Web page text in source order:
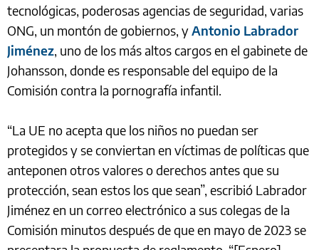
tecnológicas, poderosas agencias de seguridad, varias
ONG, un montón de gobiernos, yAntonio Labrador
Jiménez, uno de los más altos cargos en el gabinete de
Johansson, donde es responsable del equipo de la
Comisión contra la pornografía infantil.
“La UE no acepta que los niños no puedan ser
protegidos y se conviertan en víctimas de políticas que
anteponen otros valores o derechos antes que su
protección, sean estos los que sean”, escribió Labrador
Jiménez en un correo electrónico a sus colegas de la
Comisión minutos después de que en mayo de 2023 se